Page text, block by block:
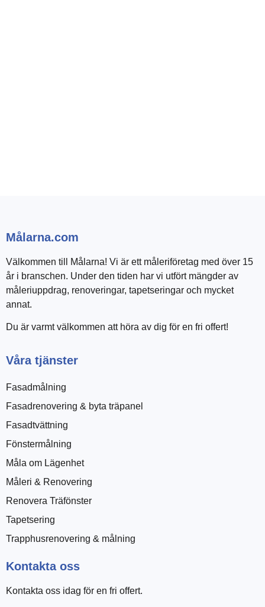
Målarna.com
Välkommen till Målarna! Vi är ett måleriföretag med över 15
år i branschen. Under den tiden har vi utfört mängder av
måleriuppdrag, renoveringar, tapetseringar och mycket
annat.
Du är varmt välkommen att höra av dig för en fri offert!
Våra tjänster
Fasadmålning
Fasadrenovering & byta träpanel
Fasadtvättning
Fönstermålning
Måla om Lägenhet
Måleri & Renovering
Renovera Träfönster
Tapetsering
Trapphusrenovering & målning
Kontakta oss
Kontakta oss idag för en fri offert.